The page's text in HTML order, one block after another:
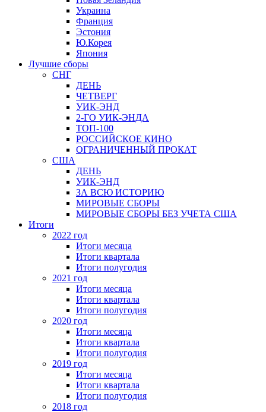
Украина
Франция
Эстония
Ю.Корея
Япония
Лучшие сборы
СНГ
ДЕНЬ
ЧЕТВЕРГ
УИК-ЭНД
2-ГО УИК-ЭНДА
ТОП-100
РОССИЙСКОЕ КИНО
ОГРАНИЧЕННЫЙ ПРОКАТ
США
ДЕНЬ
УИК-ЭНД
ЗА ВСЮ ИСТОРИЮ
МИРОВЫЕ СБОРЫ
МИРОВЫЕ СБОРЫ БЕЗ УЧЕТА США
Итоги
2022 год
Итоги месяца
Итоги квартала
Итоги полугодия
2021 год
Итоги месяца
Итоги квартала
Итоги полугодия
2020 год
Итоги месяца
Итоги квартала
Итоги полугодия
2019 год
Итоги месяца
Итоги квартала
Итоги полугодия
2018 год